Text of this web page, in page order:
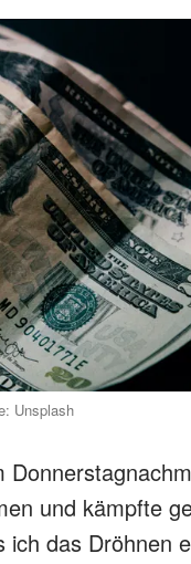
Unsplash
und kämpfte
ich das Dröhnen